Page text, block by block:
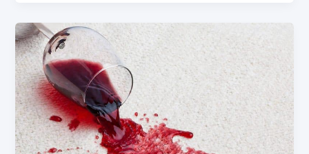
Notre
détachant
unique
:
1
solution
efficace